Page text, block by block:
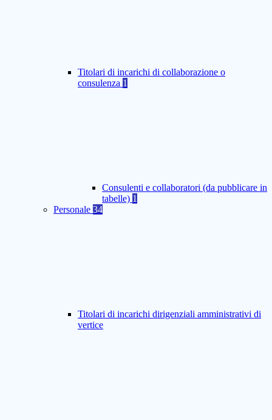
Titolari di incarichi di collaborazione o
consulenza 1
Consulenti e collaboratori (da pubblicare in
tabelle) 1
Personale 34
Titolari di incarichi dirigenziali amministrativi di
vertice